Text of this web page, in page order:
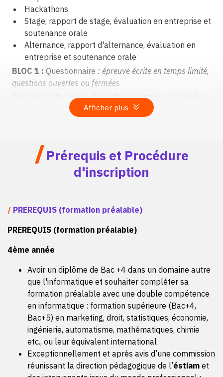
Hackathons
Stage, rapport de stage, évaluation en entreprise et
soutenance orale
Alternance, rapport d'alternance, évaluation en
entreprise et soutenance orale
BLOC 1 : Questionnaire : épreuve écrite en temps limité,
questions ouvertes ou fermées
: notes de synthèse relatives aux études
de cas, rapport de stage
partenaires de l’EMLV
Présentation orale devant le jury : présentation orale
Mise en situation professionnelle : sur études de cas en
centre de formation, ou sur projet consultant mené pour
le compte d’une entreprise
Présentation orale devant le jury
BLOC 3 :Travaux écrits : n
otes de synthèse relatives
aux études de cas, rapport de stage
Etude de cas : les études de cas supports des
évaluations sont proposées par les entreprises
partenaires de l’EMLV
Mise en situation professionnelle : sur études de cas en
centre de formation, ou sur projet consultant mené pour
le compte d’une entreprise
Afficher plus
/ Prérequis et Procédure
d'inscription
/ PREREQUIS (formation préalable)
PREREQUIS (formation préalable)
4ème année
Avoir un diplôme de Bac +4 dans un domaine autre
que l'informatique et souhaiter compléter sa
formation préalable avec une double compétence
en informatique : formation supérieure (Bac+4,
Bac+5) en marketing, droit, statistiques, économie,
ingénierie, automatisme, mathématiques, chimie
etc., ou leur équivalent international
Exceptionnellement et après avis d’une commission
réunissant la direction pédagogique de l’éstiam et